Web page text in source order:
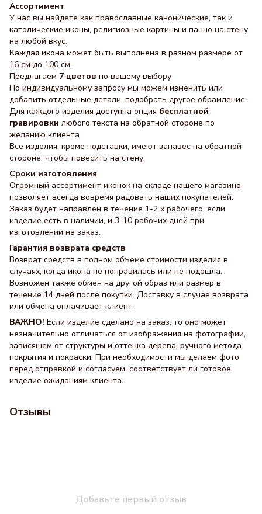
Ассортимент
У нас вы найдете как православные канонические, так и
католические иконы, религиозные картины и панно на стену
на любой вкус.
Каждая икона может быть выполнена в разном размере от
16 см до 100 см.
Предлагаем 7 цветов по вашему выбору
По индивидуальному запросу мы можем изменить или
добавить отдельные детали, подобрать другое обрамление.
Для каждого изделия доступна опция бесплатной
гравировки любого текста на обратной стороне по
желанию клиента
Все изделия, кроме подставки, имеют занавес на обратной
стороне, чтобы повесить на стену.
Сроки изготовления
Огромный ассортимент иконок на складе нашего магазина
позволяет всегда вовремя радовать наших покупателей.
Заказ будет направлен в течение 1-2 х рабочего, если
изделие есть в наличии, и 3-10 рабочих дней при
изготовлении на заказ.
Гарантия возврата средств
Возврат средств в полном объеме стоимости изделия в
случаях, когда икона не понравилась или не подошла.
Возможен также обмен на другой образ или размер в
течение 14 дней после покупки. Доставку в случае возврата
или обмена оплачивает клиент.
ВАЖНО! Если изделие сделано на заказ, то оно может
незначительно отличаться от изображения на фотографии,
зависящем от структуры и оттенка дерева, ручного метода
покрытия и покраски. При необходимости мы делаем фото
перед отправкой и согласуем, соответствует ли готовое
изделие ожиданиям клиента.
Отзывы
Добавьте первый отзыв